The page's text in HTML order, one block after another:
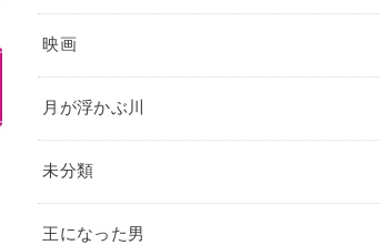
映画
月が浮かぶ川
未分類
王になった男